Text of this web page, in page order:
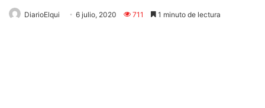
DiarioElqui 6 julio, 2020 711 1 minuto de lectura